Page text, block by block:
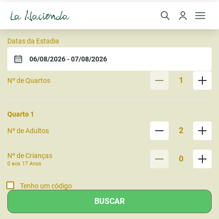
Estalagem La Hacienda
Datas da Estadia
Nº de Quartos 1
Quarto 1
Nº de Adultos 2
Nº de Crianças
0 aos 17 Anos 0
Tenho um código
BUSCAR